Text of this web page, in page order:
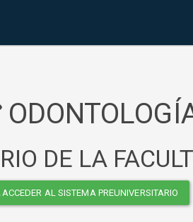
DE LA
ACCEDER AL SISTEMA PREUNIVERSITARIO